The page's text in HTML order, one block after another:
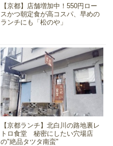
【京都】店舗増加中！550円ロー
スかつ朝定食が高コスパ、早めの
ランチにも「松のや」
【京都ランチ】北白川の路地裏レ
トロ食堂 秘密にしたい穴場店
の"絶品タツタ南蛮"